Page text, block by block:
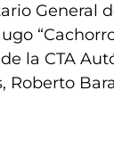
General
la CTA
Roberto